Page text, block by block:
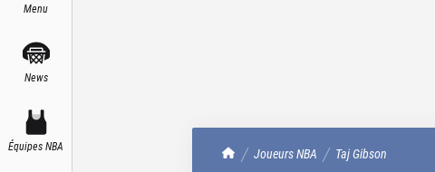
Menu
News
Équipes NBA TrashTalk Actu NBA
Joueurs NBA TajGibson